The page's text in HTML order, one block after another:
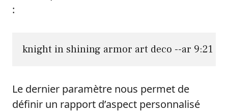
:
knight in shining armor art deco --ar 9:21
Le dernier paramètre nous permet de
définir un rapport d’aspect personnalisé